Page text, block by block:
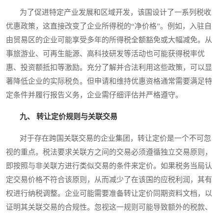
为了促进特定产业发展和区域开发，该国设计了一系列税收
优惠政策，这直接改变了企业所得税的“净价格”。例如，入驻自
由贸易区的企业可能享受多年的所得税全额豁免或大幅减免。从
事旅游业、可再生能源、高科技研发等活动也可能获得税率优
惠、投资额抵扣等激励。充分了解并合法利用这些政策，可以显
著降低企业的实际税负。但申请和维持优惠资格通常需要满足特
定条件并履行报告义务，企业需仔细评估并严格遵守。
九、 转让定价规则与关联交易
对于存在跨国关联交易的企业集团，转让定价是一个不可忽
视的重点。税法要求关联方之间的交易必须遵循独立交易原则，
即按照与非关联方进行类似交易的条件来定价。如果税务当局认
定交易价格不符合该原则，从而减少了在该国的应税利润，其有
权进行纳税调整。企业可能需要准备转让定价同期资料文档，以
证明其关联交易的合规性。忽视这一规则可能导致额外的税款、